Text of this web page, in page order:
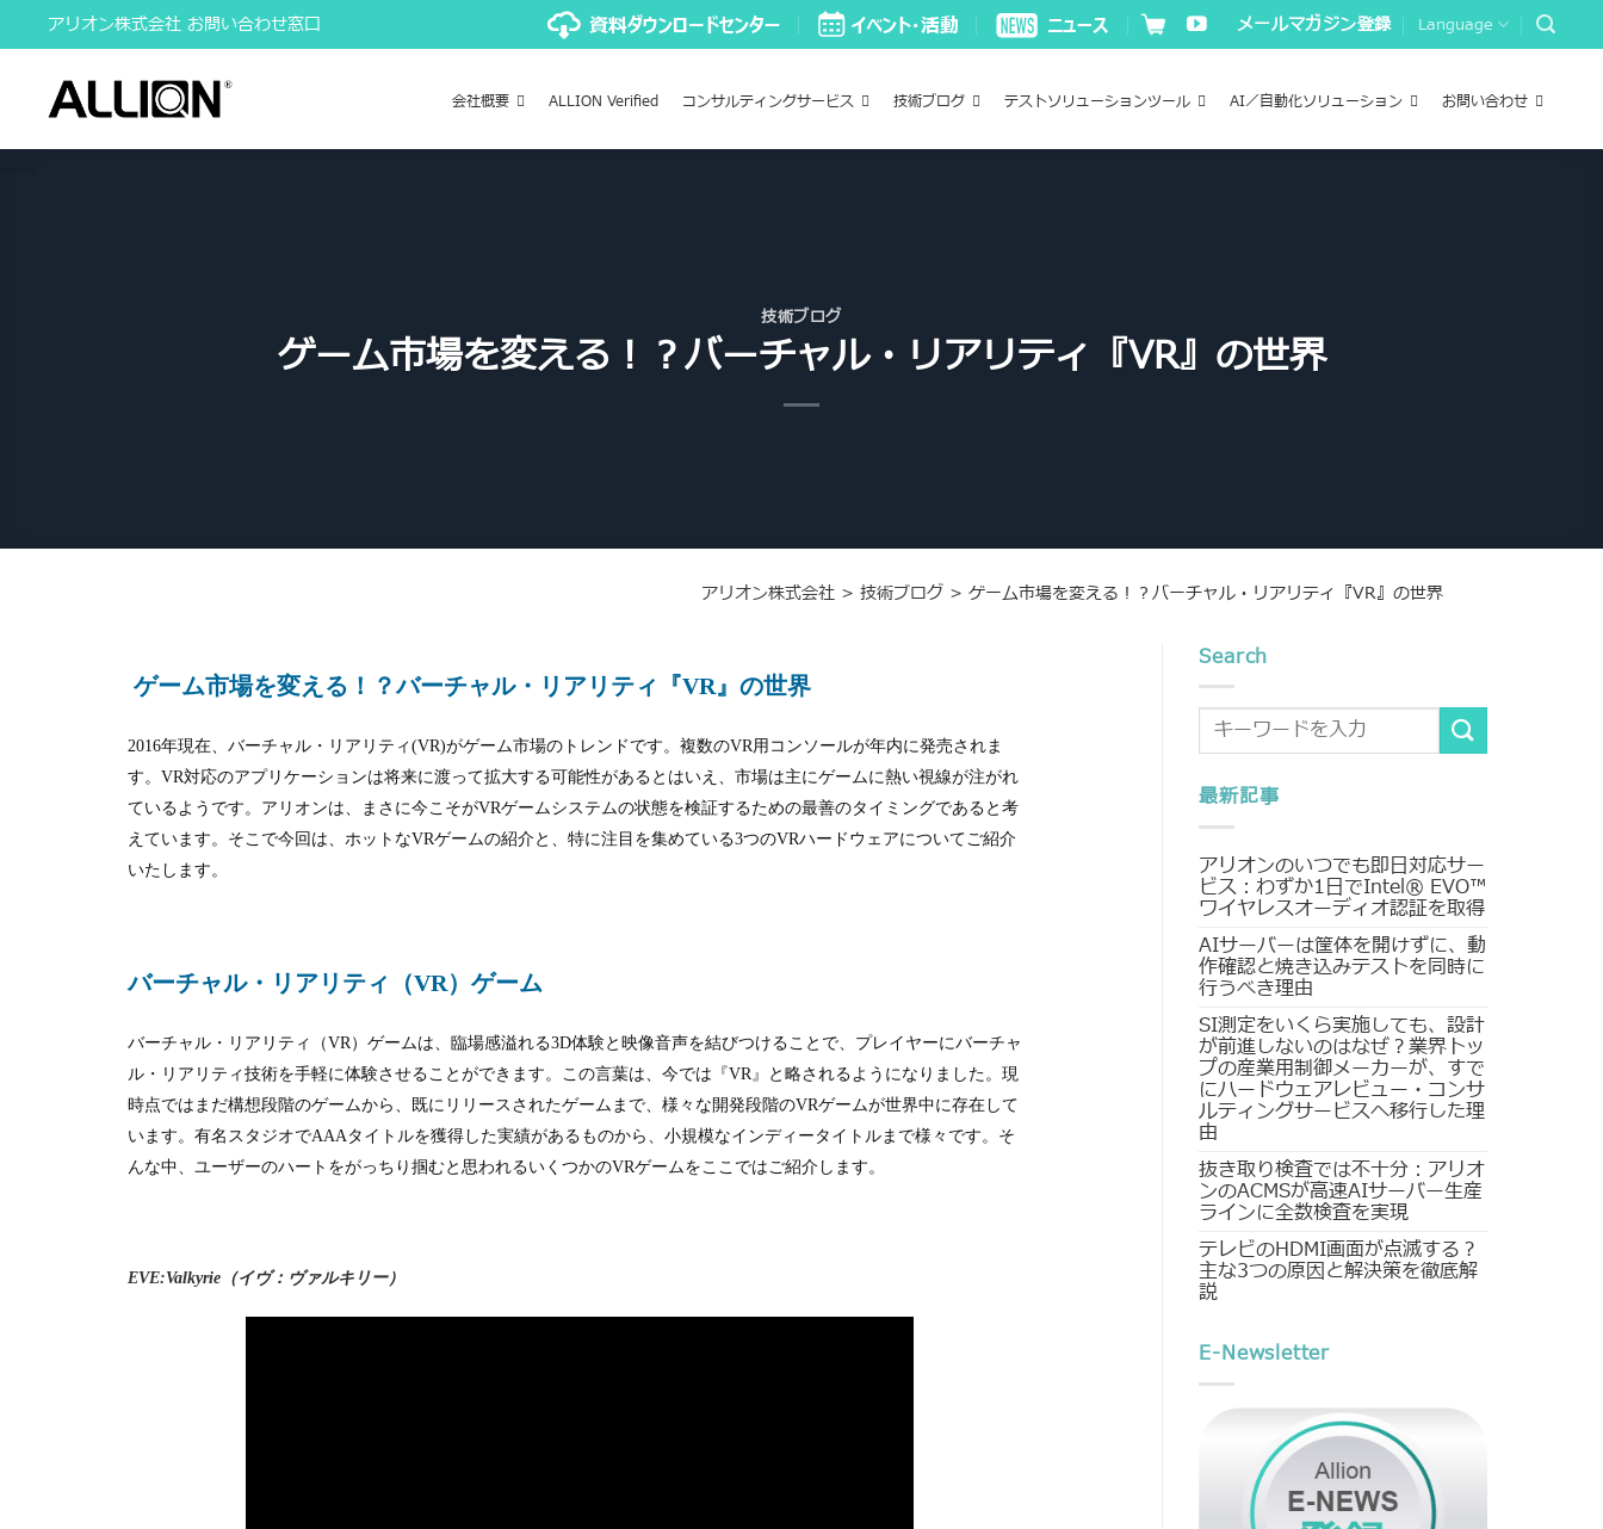
to
content
アリオン株式会社 お問い合わせ窓口 メールマガジン登録 Language
会社概要 ALLION Verified コンサルティングサービス 技術ブログ テストソリューションツール AI／自動化ソリューション お問い合わせ
技術ブログ
ゲーム市場を変える！？バーチャル・リアリティ『VR』の世界
アリオン株式会社> 技術ブログ> ゲーム市場を変える！？バーチャル・リアリティ『VR』の世界
ゲーム市場を変える！？バーチャル・リアリティ『VR』の世界
2016年現在、バーチャル・リアリティ(VR)がゲーム市場のトレンドです。複数のVR 用コンソールが年内に発売されま
す。VR対応のアプリケーションは将来に渡って拡大する可能性があるとはいえ、市場は主にゲームに熱い視線が注がれ
ているようです。アリオンは、まさに今こそがVRゲームシステムの状態を検証するための最善のタイミングであると考
えています。そこで今回は、ホットなVRゲームの紹介と、特に注目を集めている3つのVRハードウェアについてご紹介
いたします。
バーチャル・リアリティ（VR）ゲーム
バーチャル・リアリティ（VR）ゲームは、臨場感溢れる3D体験と映像音声を結びつけることで、プレイヤーにバーチャ
ル・リアリティ技術を手軽に体験させることができます。この言葉は、今では『VR』と略されるようになりました。現
時点ではまだ構想段階のゲームから、既にリリースされたゲームまで、様々な開発段階のVRゲームが世界中に存在して
います。有名スタジオでAAAタイトルを獲得した実績があるものから、小規模なインディータイトルまで様々です。そ
んな中、ユーザーのハートをがっちり掴むと思われるいくつかのVRゲームをここではご紹介します。
EVE:Valkyrie（イヴ：ヴァルキリー）
Search
最新記事
アリオンのいつでも即日対応サー
ビス：わずか1日でIntel® EVO™
ワイヤレスオーディオ認証を取得
AIサーバーは筐体を開けずに、動
作確認と焼き込みテストを同時に
行うべき理由
SI測定をいくら実施しても、設計
が前進しないのはなぜ？業界トッ
プの産業用制御メーカーが、すで
にハードウェアレビュー・コンサ
ルティングサービスへ移行した理
由
抜き取り検査では不十分：アリオ
ンのACMSが高速AIサーバー生産
ラインに全数検査を実現
テレビのHDMI画面が点滅する？
主な3つの原因と解決策を徹底解
説
E-Newsletter